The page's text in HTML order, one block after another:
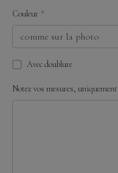
Couleur
Avec doublure
Notez vos mesures,